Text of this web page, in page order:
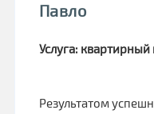
Павло
Услуга:
Результатом